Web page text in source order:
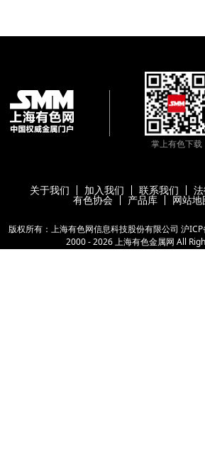
掌上有色下载
关于我们 加入我们 联系我们
有色协会 产品库 网站地
版权所有：上海有色网信息科技股份有限公司 沪
2000 -2026上海有色金属网 All